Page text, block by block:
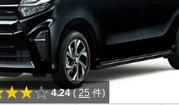
4.24 (25 件)